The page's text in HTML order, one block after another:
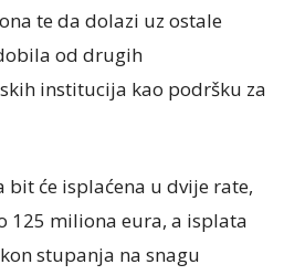
te da dolazi uz ostale
od drugih
institucija kao podršku za
bit će isplaćena u dvije rate,
125 miliona eura, a isplata
stupanja na snagu